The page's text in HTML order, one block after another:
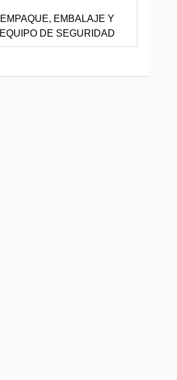
EMPAQUE, EMBALAJE Y
EQUIPO DE SEGURIDAD